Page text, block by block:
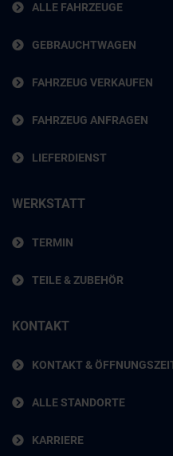
ALLE FAHRZEUGE
GEBRAUCHTWAGEN
FAHRZEUG VERKAUFEN
FAHRZEUG ANFRAGEN
LIEFERDIENST
WERKSTATT
TERMIN
TEILE & ZUBEHÖR
KONTAKT
KONTAKT &
ALLE STANDORTE
KARRIERE